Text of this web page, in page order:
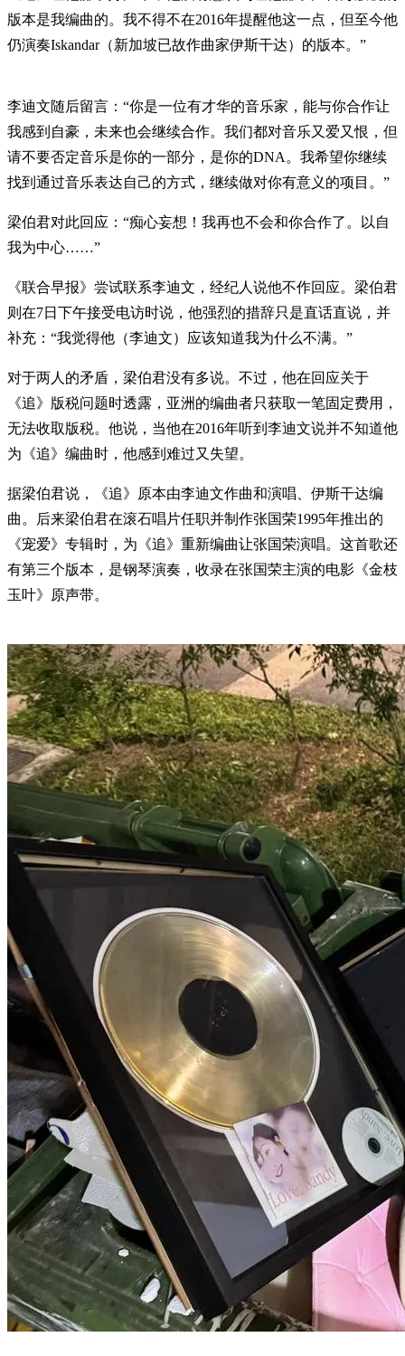
版本是我编曲的。我不得不在2016年提醒他这一点，但至今他
仍演奏Iskandar（新加坡已故作曲家伊斯干达）的版本。”
李迪文随后留言：“你是一位有才华的音乐家，能与你合作让
我感到自豪，未来也会继续合作。我们都对音乐又爱又恨，但
请不要否定音乐是你的一部分，是你的DNA。我希望你继续
找到通过音乐表达自己的方式，继续做对你有意义的项目。”
梁伯君对此回应：“痴心妄想！我再也不会和你合作了。以自
我为中心……”
《联合早报》尝试联系李迪文，经纪人说他不作回应。梁伯君
则在7日下午接受电访时说，他强烈的措辞只是直话直说，并
补充：“我觉得他（李迪文）应该知道我为什么不满。”
对于两人的矛盾，梁伯君没有多说。不过，他在回应关于
《追》版税问题时透露，亚洲的编曲者只获取一笔固定费用，
无法收取版税。他说，当他在2016年听到李迪文说并不知道他
为《追》编曲时，他感到难过又失望。
据梁伯君说，《追》原本由李迪文作曲和演唱、伊斯干达编
曲。后来梁伯君在滚石唱片任职并制作张国荣1995年推出的
《宠爱》专辑时，为《追》重新编曲让张国荣演唱。这首歌还
有第三个版本，是钢琴演奏，收录在张国荣主演的电影《金枝
玉叶》原声带。